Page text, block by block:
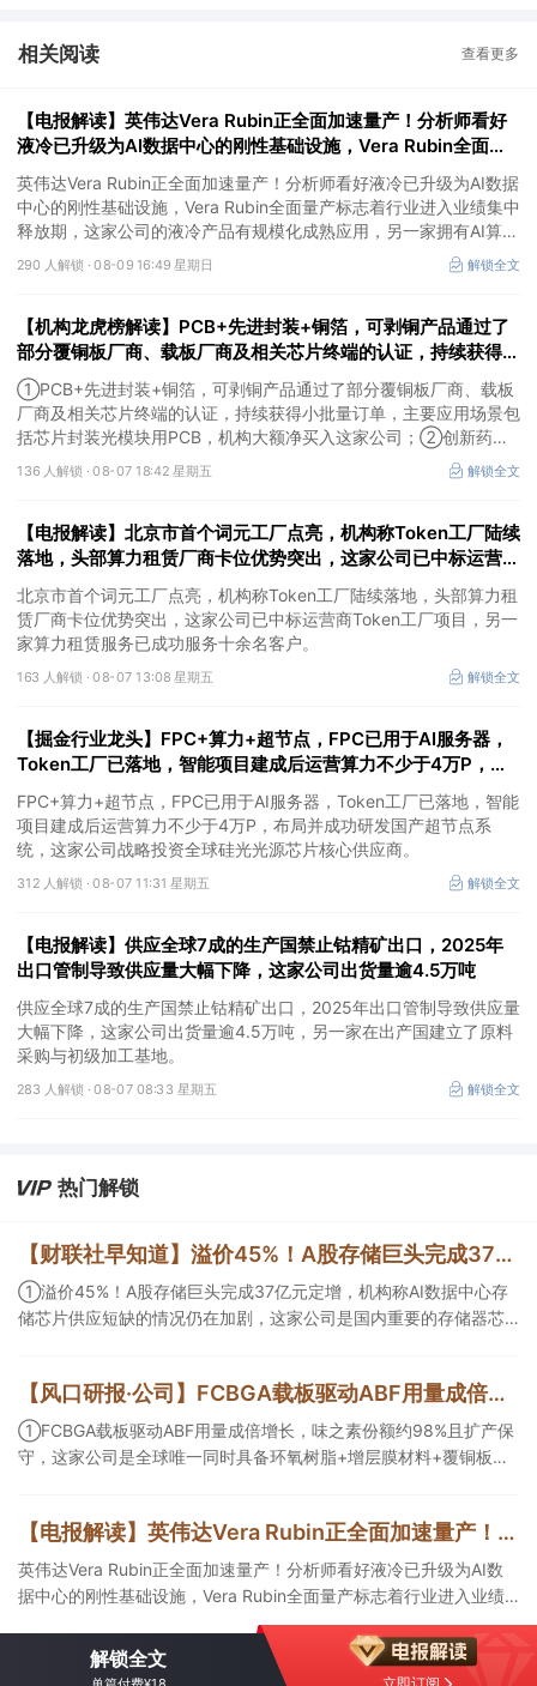
相关阅读 查看更多
【电报解读】英伟达Vera Rubin正全面加速量产！分析师看好
液冷已升级为AI数据中心的刚性基础设施，Vera Rubin全面量
产标志着行业进入业绩集中释放期，这家公司的液冷产品有规模
化成熟应用
英伟达Vera Rubin正全面加速量产！分析师看好液冷已升级为AI数据
中心的刚性基础设施，Vera Rubin全面量产标志着行业进入业绩集中
释放期，这家公司的液冷产品有规模化成熟应用，另一家拥有AI算力
液冷散热产品结构综合解决方案能力，产品最终主要应用于英伟达等
知名终端品牌。
290 人解锁 ·08-09 16:49 星期日 解锁全文
【机构龙虎榜解读】PCB+先进封装+铜箔，可剥铜产品通过了
部分覆铜板厂商、载板厂商及相关芯片终端的认证，持续获得小
批量订单，主要应用场景包括芯片封装光模块用PCB，机构大
额净买入这家公司
①PCB+先进封装+铜箔，可剥铜产品通过了部分覆铜板厂商、载板
厂商及相关芯片终端的认证，持续获得小批量订单，主要应用场景包
括芯片封装光模块用PCB，机构大额净买入这家公司；②创新药
CDMO+减肥药，收购国外知名CRO企业，在创新药API的化学合成
等方面具有丰富经验，具备承接细胞与基因治疗产品商业化受托生产
136 人解锁 ·08-07 18:42 星期五 解锁全文
【电报解读】北京市首个词元工厂点亮，机构称Token工厂陆续
落地，头部算力租赁厂商卡位优势突出，这家公司已中标运营商
Token工厂项目
北京市首个词元工厂点亮，机构称Token工厂陆续落地，头部算力租
赁厂商卡位优势突出，这家公司已中标运营商Token工厂项目，另一
家算力租赁服务已成功服务十余名客户。
163 人解锁 ·08-07 13:08 星期五 解锁全文
【掘金行业龙头】FPC+算力+超节点，FPC已用于AI服务器，
Token工厂已落地，智能项目建成后运营算力不少于4万P，这
家公司布局并成功研发国产超节点系统
FPC+算力+超节点，FPC已用于AI服务器，Token工厂已落地，智能
项目建成后运营算力不少于4万P，布局并成功研发国产超节点系
统，这家公司战略投资全球硅光光源芯片核心供应商。
312 人解锁 ·08-07 11:31 星期五 解锁全文
【电报解读】供应全球7成的生产国禁止钴精矿出口，2025年
出口管制导致供应量大幅下降，这家公司出货量逾4.5万吨
供应全球7成的生产国禁止钴精矿出口，2025年出口管制导致供应量
大幅下降，这家公司出货量逾4.5万吨，另一家在出产国建立了原料
采购与初级加工基地。
283 人解锁 ·08-07 08:33 星期五 解锁全文
热门解锁
【财联社早知道】溢价45%！A股存储巨头完成37亿元定增，机构称AI数据中心存储芯片供应短缺的情况仍在加剧；英伟达据悉拟向Lancium投资最高30亿美元，支持AI数据中心电力基础设施
①溢价45%！A股存储巨头完成37亿元定增，机构称AI数据中心存
储芯片供应短缺的情况仍在加剧，这家公司是国内重要的存储器芯
基础设施，机构称AI算力需求爆发倒逼电网快速扩容升级，这家公
司的电线电缆已供货给算力数据中心； ③这家公司在手订单充裕，
算力基础设施建设与交付工作正有序推进。
【风口研报·公司】FCBGA载板驱动ABF用量成倍增长，味之素份额约98%且扩产保守，这家公司是同时具备环氧树脂+增层膜材料+覆铜板制造的厂商；这家公司科技投资重点项目包括月之暗面、DeepSeek等
①FCBGA载板驱动ABF用量成倍增长，味之素份额约98%且扩产保
守，这家公司是全球唯一同时具备环氧树脂+增层膜材料+覆铜板制
价值有望逐步兑现。
【电报解读】英伟达Vera Rubin正全面加速量产！分析师看好液冷已升级为AI数据中心的刚性基础设施，Vera Rubin全面量产标志着行业进入业绩集中释放期，这家公司的液冷产品有规模化成熟应用
英伟达Vera Rubin正全面加速量产！分析师看好液冷已升级为AI数
据中心的刚性基础设施，Vera Rubin全面量产标志着行业进入业绩
集中释放期，这家公司的液冷产品有规模化成熟应用，另一家拥有
AI算力液冷散热产品结构综合解决方案能力，产品最终主要应用于
英伟达等知名终端品牌。
解锁全文
单篇付费¥18